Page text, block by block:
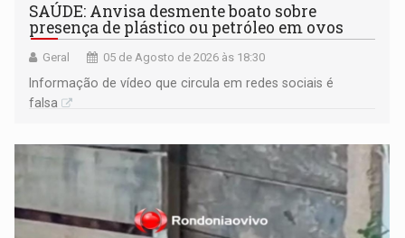
SAÚDE: Anvisa desmente boato sobre
presença de plástico ou petróleo em ovos
Geral 05 de Agosto de 2026 às 18:30
Informação de vídeo que circula em redes sociais é
falsa